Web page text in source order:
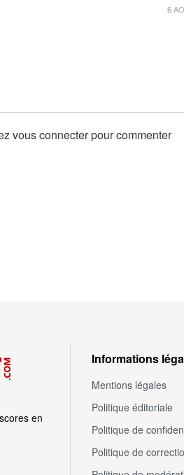
6
vous connecter pour commenter
en
Informations
Mentions légales
Politique éditoriale
Politique de
Politique de